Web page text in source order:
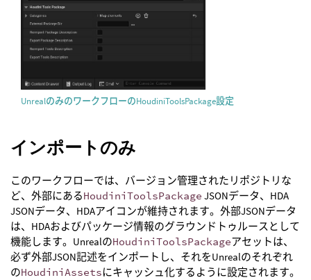
UnrealのみのワークフローのHoudiniToolsPackage設定
インポートのみ
このワークフローでは、バージョン管理されたリポジトリな
ど、外部にあるHoudiniToolsPackage JSONデータ、HDA
JSONデータ、HDAアイコンが維持されます。外部JSONデータ
は、HDAおよびパッケージ情報のグラウンドトゥルースとして
機能します。UnrealのHoudiniToolsPackageアセットは、
必ず外部JSON記述をインポートし、それをUnrealのそれぞれ
のHoudiniAssetsにキャッシュ化するように設定されます。